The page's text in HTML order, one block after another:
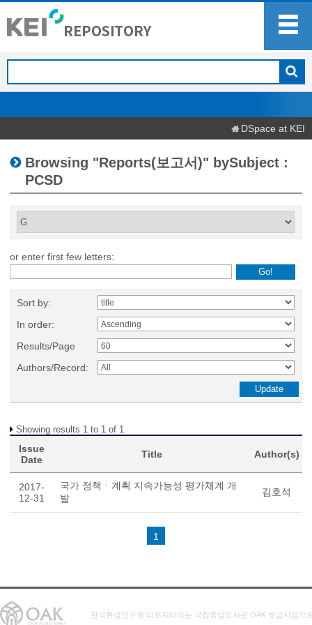
DSpace at KEI
Browsing "Reports(보고서)" bySubject :
PCSD
or enter first few letters:
Sort by:
In order:
Results/Page
Authors/Record:
Showing results 1 to 1 of 1
Issue
Date
Title Author(s)
2017-
12-31
국가 정책ㆍ계획 지속가능성 평가체계 개
발
김호석
1
한국환경연구원 리포지터리는 국립중앙도서관 OAK 보급사업